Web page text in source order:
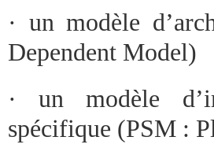
· un modèle
Dependent Model)
· un modèle
spécifique (PSM :